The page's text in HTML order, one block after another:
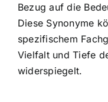
Bezug auf die
Diese Synonyme
spezifischem
Vielfalt und Tiefe
widerspiegelt.